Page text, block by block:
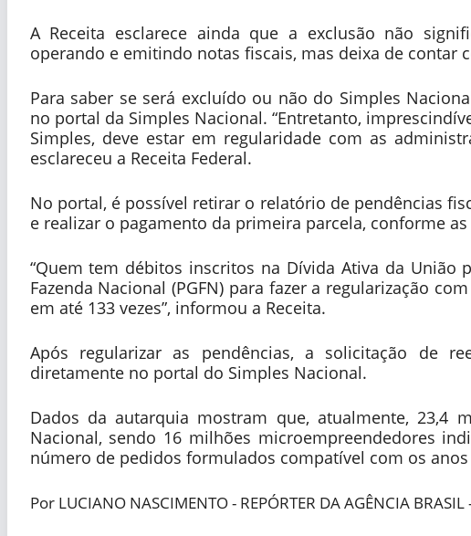
A Receita esclarece ainda que a exclusão não
operando e emitindo notas fiscais, mas deixa de
Para saber se será excluído ou não do Simples
no portal da Simples Nacional. “Entretanto,
Simples, deve estar em regularidade com as
esclareceu a Receita Federal.
No portal, é possível retirar o relatório de pendências
e realizar o pagamento da primeira parcela, conforme
“Quem tem débitos inscritos na Dívida Ativa da União
Fazenda Nacional (PGFN) para fazer a regularização
em até 133 vezes”, informou a Receita.
Após regularizar as pendências, a solicitação de
diretamente no portal do Simples Nacional.
Dados da autarquia mostram que, atualmente, 23,4
Nacional, sendo 16 milhões microempreendedores
número de pedidos formulados compatível com os
Por LUCIANO NASCIMENTO - REPÓRTER DA AGÊNCIA BRASIL